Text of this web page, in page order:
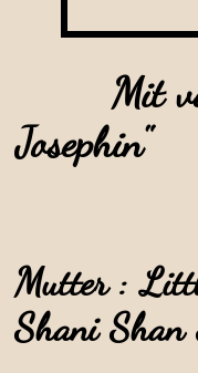
Mit
Josephin"
Mutter :
Shani